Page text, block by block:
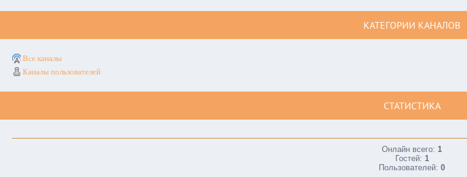
КАТЕГОРИИ КАНАЛОВ
Все каналы
Каналы пользователей
СТАТИСТИКА
Онлайн всего: 1
Гостей: 1
Пользователей: 0